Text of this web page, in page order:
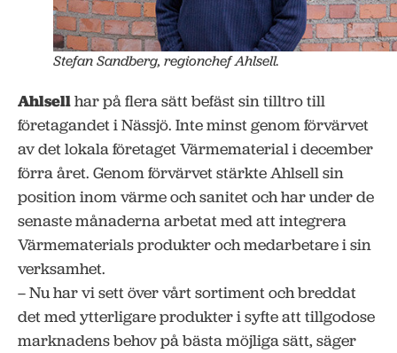
Stefan Sandberg, regionchef Ahlsell.
Ahlsellhar på flera sätt befäst sin tilltro till
företagandet i Nässjö. Inte minst genom förvärvet
av det lokala företaget Värmematerial i december
förra året. Genom förvärvet stärkte Ahlsell sin
position inom värme och sanitet och har under de
senaste månaderna arbetat med att integrera
Värmematerials produkter och medarbetare i sin
verksamhet.
– Nu har vi sett över vårt sortiment och breddat
det med ytterligare produkter i syfte att tillgodose
marknadens behov på bästa möjliga sätt, säger